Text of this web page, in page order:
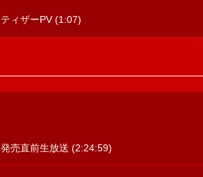
ティザーPV (1:07)
発売直前生放送 (2:24:59)